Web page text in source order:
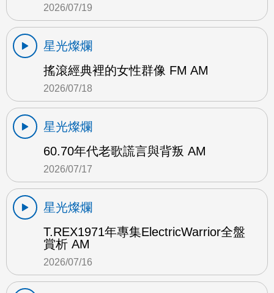
2026/07/19
星光燦爛
搖滾經典裡的女性群像 FM AM
2026/07/18
星光燦爛
60.70年代老歌謊言與背叛 AM
2026/07/17
星光燦爛
T.REX1971年專集ElectricWarrior全盤
賞析 AM
2026/07/16